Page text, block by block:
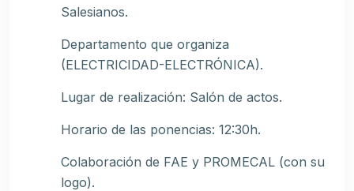
Salesianos.
Departamento que organiza
(ELECTRICIDAD-ELECTRÓNICA).
Lugar de realización: Salón de actos.
Horario de las ponencias: 12:30h.
Colaboración de FAE y PROMECAL (con su
logo).